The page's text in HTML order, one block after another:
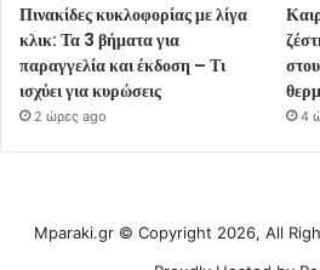
Πινακίδες κυκλοφορίας με λίγα
κλικ: Τα 3 βήματα για
παραγγελία και έκδοση – Τι
ισχύει για κυρώσεις
2 ώρες ago 4
Mparaki.gr © Copyright 2026, All